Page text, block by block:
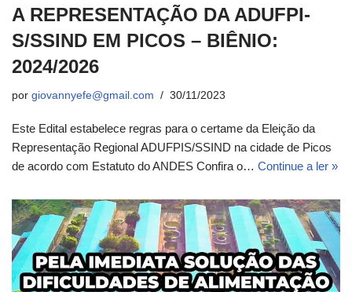
A REPRESENTAÇÃO DA ADUFPI-
S/SSIND EM PICOS – BIÊNIO:
2024/2026
por giovannyefe@gmail.com 30/11/2023
Este Edital estabelece regras para o certame da Eleição da
Representação Regional ADUFPIS/SSIND na cidade de Picos
de acordo com Estatuto do ANDES Confira o… Continue a ler »